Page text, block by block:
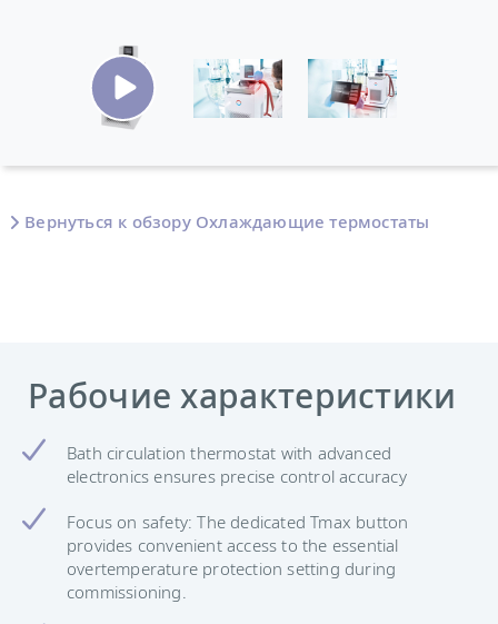
Вернуться к обзору Охлаждающие термостаты
Рабочие характеристики
Bath circulation thermostat with advanced
electronics ensures precise control accuracy
Focus on safety: The dedicated Tmax button
provides convenient access to the essential
overtemperature protection setting during
commissioning.